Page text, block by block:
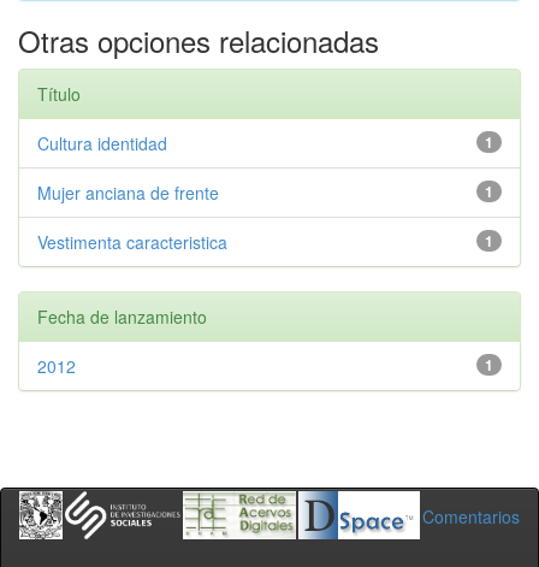
Otras opciones relacionadas
Título
1
Cultura identidad
1
Mujer anciana de frente
1
Vestimenta caracteristica
Fecha de lanzamiento
1
2012
Comentarios